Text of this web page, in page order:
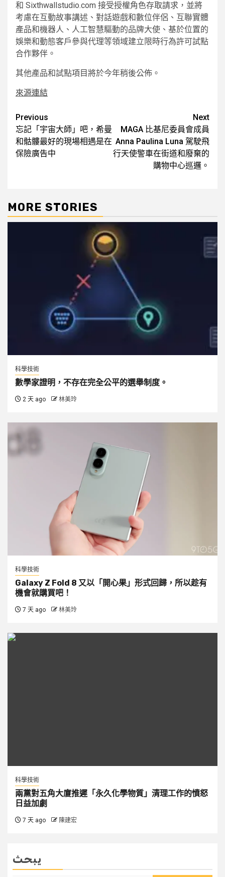
和 Sixthwallstudio.com 接受授權角色存取請求，並將
考慮在互動故事講述、對話遊戲和數位伴侶、互聯實體
產品和機器人、人工智慧驅動的品牌大使、基於位置的
娛樂和動態客戶參與代理等領域建立限時行為許可試點
合作夥伴。
其他產品和試點項目將於今年稍後公佈。
來源連結
Post
navigation
Previous
忘記「宇宙大師」吧，希曼
和骷髏最好的現場相遇是在
保險廣告中
Next
MAGA 比基尼委員會成員
Anna Paulina Luna 駕駛飛
行天使警車在街道和廢棄的
購物中心巡邏。
MORE STORIES
科學技術
數學家證明，不存在完全公平的選舉制度。
2 天 ago 林美玲
科學技術
Galaxy Z Fold 8 又以「開心果」形式回歸，所以趁有
機會就購買吧！
7 天 ago 林美玲
科學技術
兩黨對五角大廈推遲「永久化學物質」清理工作的憤怒
日益加劇
7 天 ago 陳建宏
يبحث